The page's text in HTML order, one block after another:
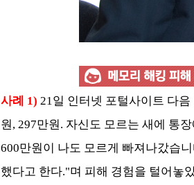
사례 1) 21일 인터넷 포털사이트 다
원, 297만원. 자신도 모르는 새에 통
600만원이 나도 모르게 빠져나갔습
했다고 한다."며 피해 경험을 털어놓